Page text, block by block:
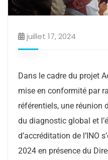
juillet 17, 2024
Dans le cadre du projet
mise en conformité par
référentiels, une réunion
du diagnostic global et
d’accréditation de l’INO
2024 en présence du